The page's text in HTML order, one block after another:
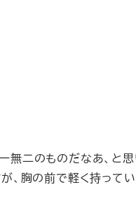
二のものだなあ、と思
、胸の前で軽く持っ